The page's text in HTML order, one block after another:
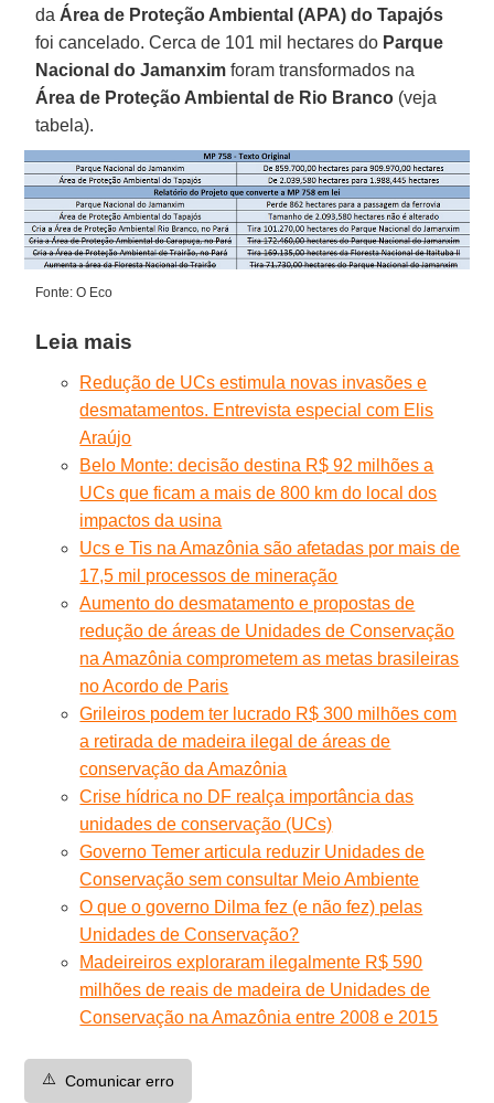
da Área de Proteção Ambiental (APA) do Tapajós
foi cancelado. Cerca de 101 mil hectares do Parque
Nacional do Jamanxim foram transformados na
Área de Proteção Ambiental de Rio Branco (veja
tabela).
Fonte: O Eco
Leia mais
Redução de UCs estimula novas invasões e
desmatamentos. Entrevista especial com Elis
Araújo
Belo Monte: decisão destina R$ 92 milhões a
UCs que ficam a mais de 800 km do local dos
impactos da usina
Ucs e Tis na Amazônia são afetadas por mais de
17,5 mil processos de mineração
Aumento do desmatamento e propostas de
redução de áreas de Unidades de Conservação
na Amazônia comprometem as metas brasileiras
no Acordo de Paris
Grileiros podem ter lucrado R$ 300 milhões com
a retirada de madeira ilegal de áreas de
conservação da Amazônia
Crise hídrica no DF realça importância das
unidades de conservação (UCs)
Governo Temer articula reduzir Unidades de
Conservação sem consultar Meio Ambiente
O que o governo Dilma fez (e não fez) pelas
Unidades de Conservação?
Madeireiros exploraram ilegalmente R$ 590
milhões de reais de madeira de Unidades de
Conservação na Amazônia entre 2008 e 2015
⚠️ Comunicar erro